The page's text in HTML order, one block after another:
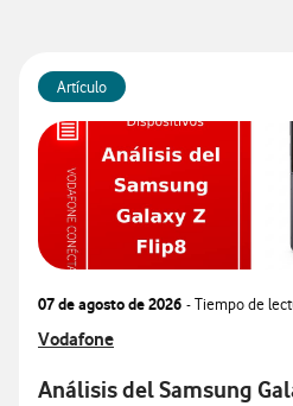
Artículo
07 de agosto de 2026 - Tiempo de
Ver más articulos relacionados con
Vodafone
Análisis del Samsung